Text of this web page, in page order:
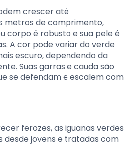
crescer até
metros de comprimento,
corpo é robusto e sua pele é
A cor pode variar do verde
escuro, dependendo da
Suas garras e cauda são
se defendam e escalem com
ferozes, as iguanas verdes
desde jovens e tratadas com